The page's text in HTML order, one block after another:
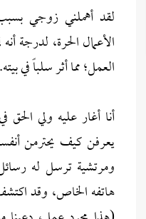
لقد أهملني زوجي
الأعمال الحرة، لدرجة
العمل؛ مما أثر سلباً في بيته.
أنا أغار عليه ولي
يعرفن كيف يحترمن
ومرتشية ترسل له
هاتفه الخاص، وقد